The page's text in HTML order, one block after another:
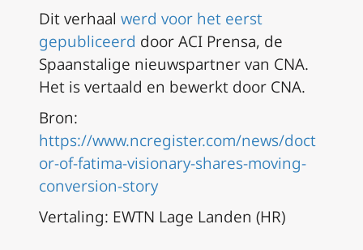
Dit verhaal werd voor het eerst
gepubliceerd door ACI Prensa, de
Spaanstalige nieuwspartner van CNA.
Het is vertaald en bewerkt door CNA.
Bron:
https://www.ncregister.com/news/doct
or-of-fatima-visionary-shares-moving-
conversion-story
Vertaling: EWTN Lage Landen (HR)